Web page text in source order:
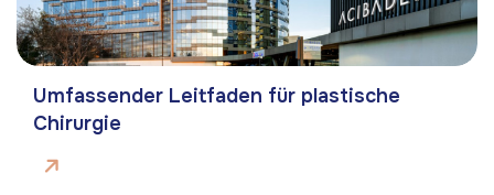
Umfassender Leitfaden für plastische
Chirurgie